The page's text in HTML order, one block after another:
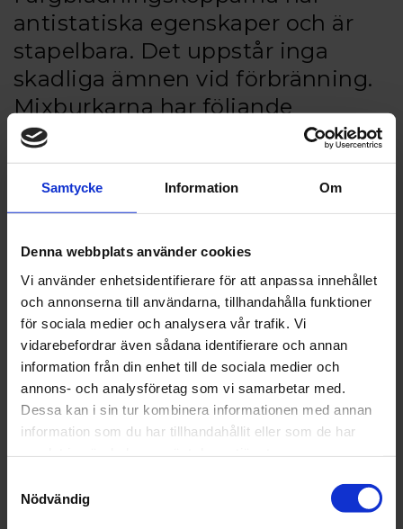
Samtycke Information Om
Denna webbplats använder cookies
Vi använder enhetsidentifierare för att anpassa innehållet
och annonserna till användarna, tillhandahålla funktioner
för sociala medier och analysera vår trafik. Vi
vidarebefordrar även sådana identifierare och annan
information från din enhet till de sociala medier och
annons- och analysföretag som vi samarbetar med.
Dessa kan i sin tur kombinera informationen med annan
information som du har tillhandahållit eller som de har
Nödvändig
antistatiska egenskaper och är
stapelbara. Det uppstår inga
skadliga ämnen vid förbränning.
Mixburkarna har följande
egenskaper:
- ren, smidig och transparent, -
tryckt med
4:1, 5:1 - mycket stabil, - enkla att
hälla ur! - enkla att förvara... och
kassera, - den klara plasten är inte
giftig, - har antistatiska
egenskaper, - förbränning av
plasten resulterar inte i farliga
gaser
Artikelnr: COL 7-9350300-5
16 kr